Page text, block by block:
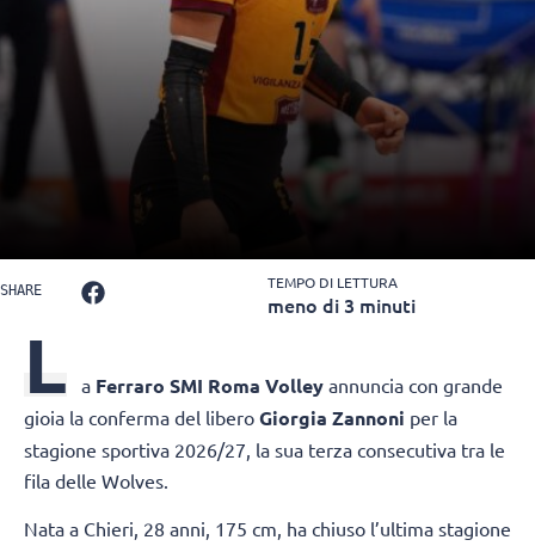
SHARE TEMPO DI LETTURA
meno di 3 minuti
L a Ferraro SMI Roma Volley annuncia con grande
gioia la conferma del libero Giorgia Zannoni per la
stagione sportiva 2026/27, la sua terza consecutiva tra le
fila delle Wolves.
Nata a Chieri, 28 anni, 175 cm, ha chiuso l’ultima stagione